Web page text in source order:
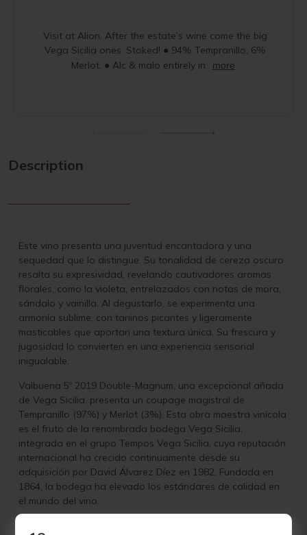
Visit at Alion. After the estate’s wine come the big
Vega Sicilia ones. Stoked! ● 94% Tempranillo, 6%
Merlot. ● Alc & malo entirely in
more
Description
Este vino presenta una juventud encantadora y una
sequedad que lo distingue. Su tonalidad de cereza oscuro
resalta su expresividad, revelando cautivadores aromas
florales, como la violeta, entrelazados con notas de mora,
sándalo y vainilla. Al degustarlo, se experimenta una
armonía sublime, con taninos picantes y ligeramente
masticables que aportan una textura única. Su frescura y
jugosidad lo convierten en una experiencia sensorial
inigualable.
Valbuena 5º 2019 Double-Magnum, una excepcional añada
de Vega Sicilia, presenta un coupage magistral de
Tempranillo (97%) y Merlot (3%). Esta obra maestra vinícola
es el fruto de la renombrada bodega Vega Sicilia,
integrada en el grupo Tempos Vega Sicilia, cuya reputación
internacional ha crecido continuamente desde su
adquisición por David Álvarez Díez en 1982. Fundada en
1864, la bodega ha elevado los estándares de calidad en
el mundo del vino.